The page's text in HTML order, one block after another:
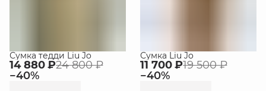
Сумка тедди Liu Jo
14 880 ₽24 800 ₽
−40%
Сумка Liu Jo
11 700 ₽19 500 ₽
−40%